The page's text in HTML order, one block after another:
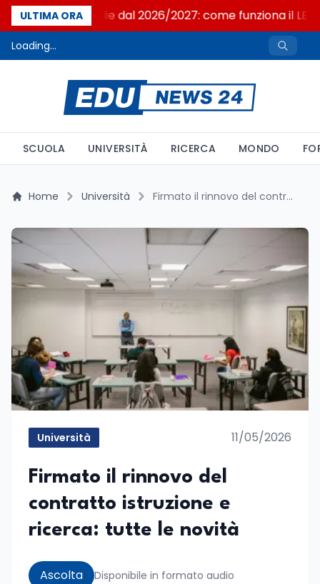
ULTIMA ORA
Latino alle medie dal 2026/2027: come funziona il LEL
Loading...
SCUOLA UNIVERSITÀ RICERCA MONDO
Home Università Firmato il rinnovo del contratto istruzione e ricerca: tutte le novità
Università 11/05/2026
Firmato il rinnovo del
contratto istruzione e
ricerca: tutte le novità
Ascolta Disponibile in formato audio